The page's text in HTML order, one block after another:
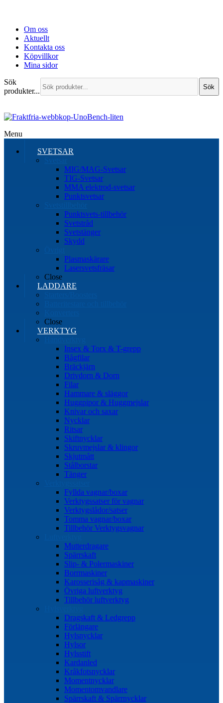
Om oss
Aktuellt
Kontakta oss
Köpvillkor
Mina sidor
Sök
produkter...
Sök
Menu
SVETSAR
MIG/MAG-Svetsar
TIG-Svetsar
MMA elektrod-svetsar
Punktsvetsar
Punktsvets-tillbehör
Svetstråd
Svetstänger
Skydd
Plasmaskärare
Lasersvetsfräsar
Close
LADDARE
Close
VERKTYG
Insex & Torx & T-grepp
Bågfilar
Bräckjärn
Drivdorn & Dorn
Filar
Hammare & släggor
Huggpipor & Huggmejslar
Knivar och saxar
Nycklar
Ritsar
Skiftnycklar
Skruvmejslar & klingor
Skjutmått
Stålborstar
Tänger
Fyllda vagnar/boxar
Verktygssatser för vagnar
Verktygslådor/satser
Tomma vagnar/boxar
Tillbehör Verktygsvagnar
Mutterdragare
Spärrskaft
Slip- & Polermaskiner
Borrmaskiner
Karosserisåg & kapmaskiner
Övriga luftverktyg
Tillbehör luftverktyg
Dragskaft & Ledgrepp
Förlängare
Hylsnycklar
Hylsor
Hylsstift
Kardanled
Kråkfotsnycklar
Momentnycklar
Momentomvandlare
Spärrskaft & Spärrnycklar